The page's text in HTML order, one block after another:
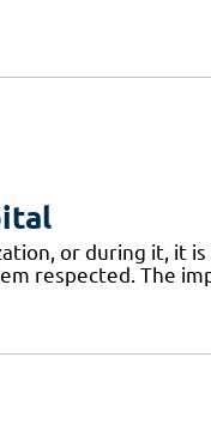
or during it, it
respected. The